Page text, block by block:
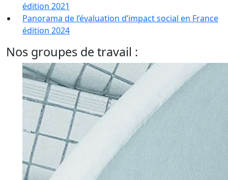
édition 2021
Panorama de l’évaluation d’impact social en France
édition 2024
Nos groupes de travail :